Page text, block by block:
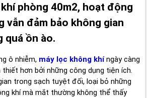
phòng 40m2, hoạt động
vẫn đảm bảo không gian
quá ồn ào.
ô nhiễm, máy lọc không khí ngày càng
hơn bởi những công dụng tiện ích.
trong sạch tuyệt đối, loại bỏ những
khí mà mắt thường không thể thấy